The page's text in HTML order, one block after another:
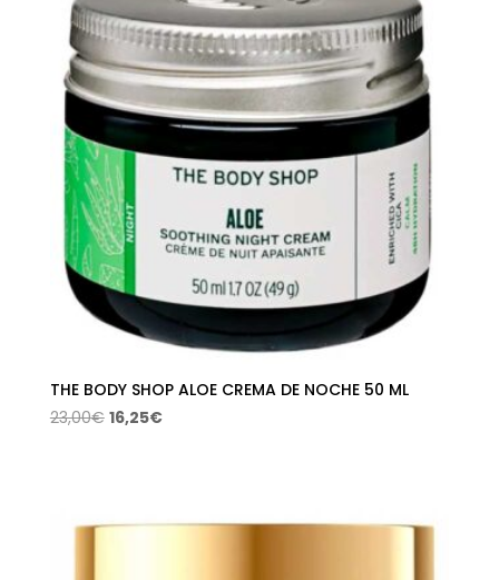
25,00€.
17,64€.
THE BODY SHOP ALOE CREMA DE NOCHE 50 ML
23,00€ El
23,00€.
16,25€El
16,25€.